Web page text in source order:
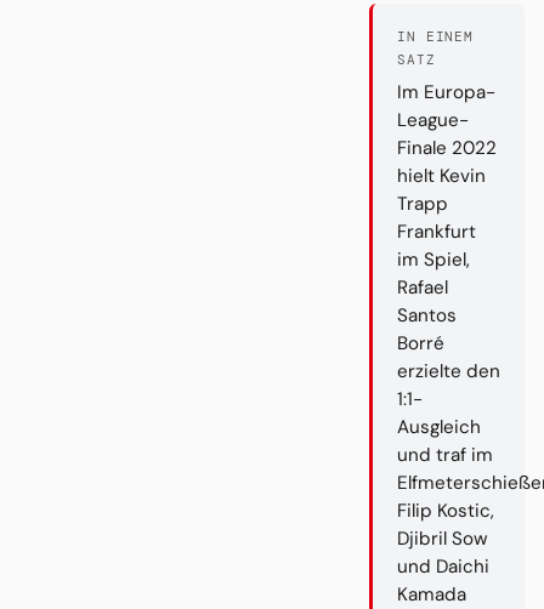
IN EINEM
SATZ
Im Europa-
League-
Finale 2022
hielt Kevin
Trapp
Frankfurt
im Spiel,
Rafael
Santos
Borré
erzielte den
1:1-
Ausgleich
und traf im
Filip Kostic,
Djibril Sow
und Daichi
Kamada